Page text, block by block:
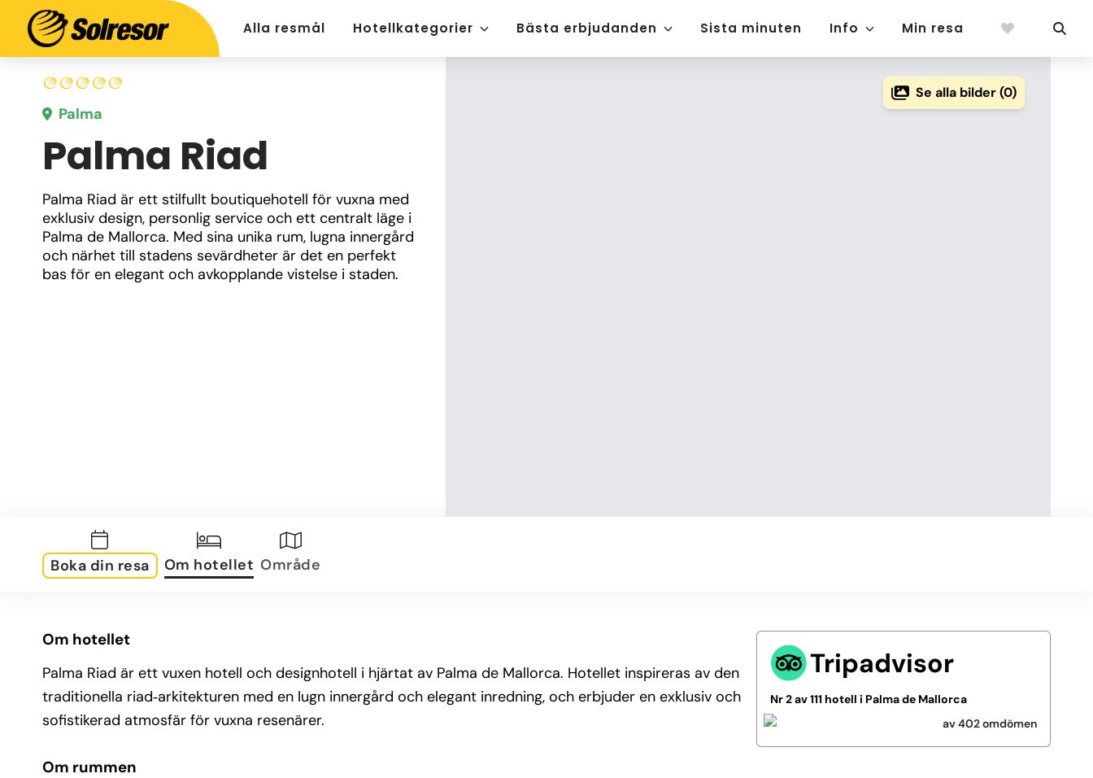
Alla resmål Hotellkategorier Bästa erbjudanden Sista minuten Info Min resa
Palma
Palma Riad
Palma Riad är ett stilfullt boutiquehotell för vuxna med
exklusiv design, personlig service och ett centralt läge i
Palma de Mallorca. Med sina unika rum, lugna innergård
och närhet till stadens sevärdheter är det en perfekt
bas för en elegant och avkopplande vistelse i staden.
Se alla bilder (0)
Boka din resa Om hotellet Område
Om hotellet
Palma Riad är ett vuxen hotell och designhotell i hjärtat av Palma de Mallorca. Hotellet inspireras av den
traditionella riad‑arkitekturen med en lugn innergård och elegant inredning, och erbjuder en exklusiv och
sofistikerad atmosfär för vuxna resenärer.
Om rummen
Tripadvisor
Nr 2 av 111 hotell i Palma de Mallorca
av 402 omdömen